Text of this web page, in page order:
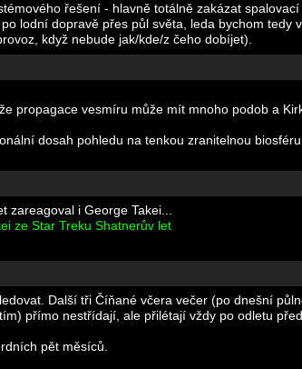
řešení - hlavně totálně zakázat
lodní dopravě přes půl světa, leda bychom
když nebude jak/kde/z čeho dobíjet).
propagace vesmíru může mít mnoho podob a
dosah pohledu na tenkou zranitelnou
zareagoval i George Takei...
ze Star Treku Shatnerův let
Další tři Číňané včera večer (po dnešní
přímo nestřídají, ale přilétají vždy po odletu
pět měsíců.